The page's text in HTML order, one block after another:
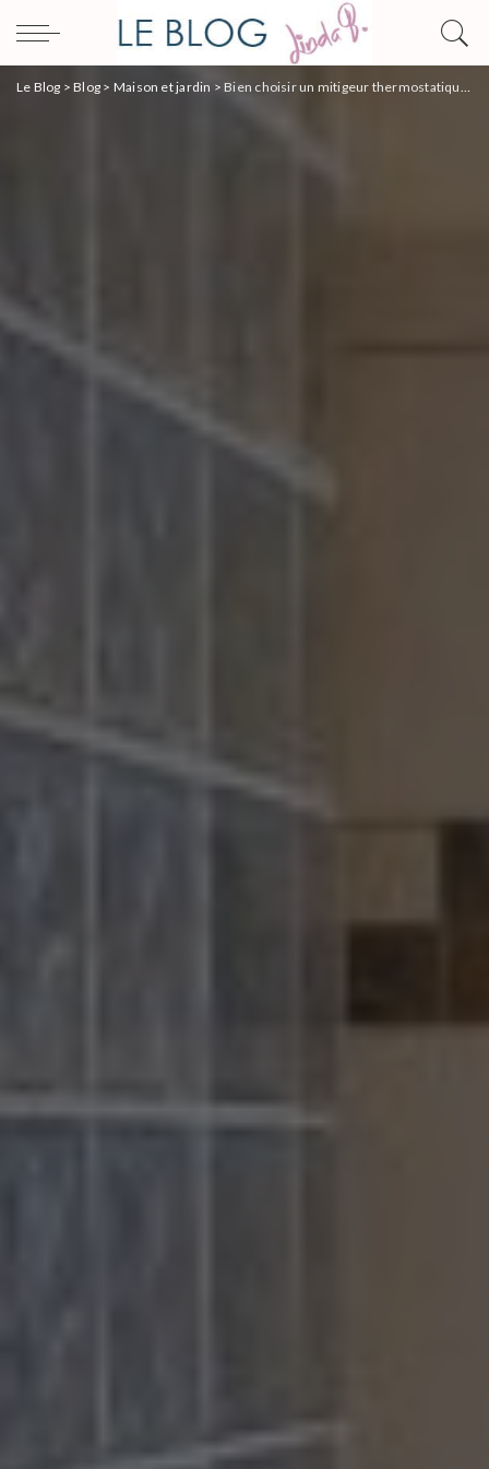
Le Blog >Blog > Maison et jardin > Bien choisir un mitigeur thermostatique pour sa baignoire : les différents points à considérer